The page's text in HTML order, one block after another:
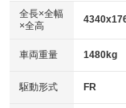
：装備なし
パワーウィンドウ
アイドリングストップ
：装備あり
USB入力端子
：装備あり
：装備あり
革シート
キーレス
HID(キセノンライト)
：装備なし
全長×全幅
×全高
車両重量 1480kg
駆動形式 FR